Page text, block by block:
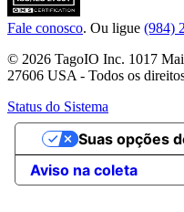
Fale conosco. Ou ligue (984)
© 2026 TagoIO Inc. 1017
27606 USA - Todos os
Status do Sistema
Aviso na coleta
Suas opções